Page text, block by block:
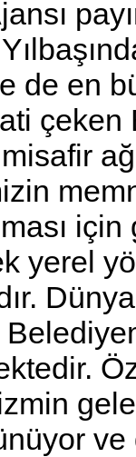
de en
yerel